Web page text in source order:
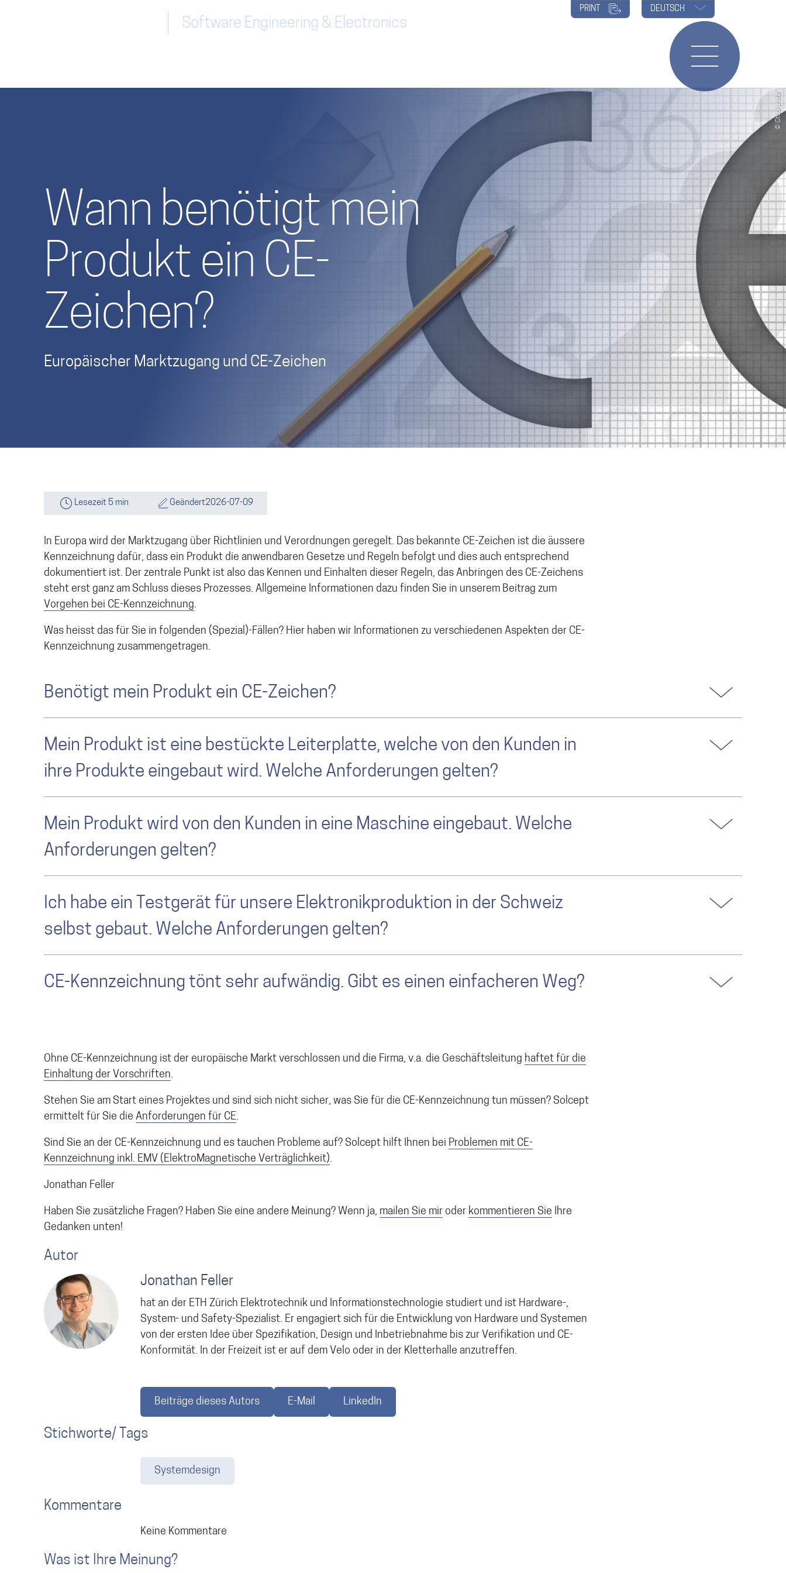
Software Engineering & Electronics
DEUTSCH
PRINT
Wann benötigt mein
Produkt ein CE-
Zeichen?
Europäischer Marktzugang und CE-Zeichen
Lesezeit 5 min Geändert2026-07-09
In Europa wird der Marktzugang über Richtlinien und Verordnungen geregelt. Das bekannte CE-Zeichen ist die äussere
Kennzeichnung dafür, dass ein Produkt die anwendbaren Gesetze und Regeln befolgt und dies auch entsprechend
dokumentiert ist. Der zentrale Punkt ist also das Kennen und Einhalten dieser Regeln, das Anbringen des CE-Zeichens
steht erst ganz am Schluss dieses Prozesses. Allgemeine Informationen dazu finden Sie in unserem Beitrag zum
Vorgehen bei CE-Kennzeichnung.
Was heisst das für Sie in folgenden (Spezial)-Fällen? Hier haben wir Informationen zu verschiedenen Aspekten der CE-
Kennzeichnung zusammengetragen.
Benötigt mein Produkt ein CE-Zeichen?
Mein Produkt ist eine bestückte Leiterplatte, welche von den Kunden in
ihre Produkte eingebaut wird. Welche Anforderungen gelten?
Mein Produkt wird von den Kunden in eine Maschine eingebaut. Welche
Anforderungen gelten?
Ich habe ein Testgerät für unsere Elektronikproduktion in der Schweiz
selbst gebaut. Welche Anforderungen gelten?
CE-Kennzeichnung tönt sehr aufwändig. Gibt es einen einfacheren Weg?
Ohne CE-Kennzeichnung ist der europäische Markt verschlossen und die Firma, v.a. die Geschäftsleitung haftet für die
Einhaltung der Vorschriften.
Stehen Sie am Start eines Projektes und sind sich nicht sicher, was Sie für die CE-Kennzeichnung tun müssen? Solcept
ermittelt für Sie die Anforderungen für CE.
Sind Sie an der CE-Kennzeichnung und es tauchen Probleme auf? Solcept hilft Ihnen bei Problemen mit CE-
Kennzeichnung inkl. EMV (ElektroMagnetische Verträglichkeit).
Jonathan Feller
Haben Sie zusätzliche Fragen? Haben Sie eine andere Meinung? Wenn ja, mailen Sie mir oder kommentieren Sie Ihre
Gedanken unten!
Autor
Jonathan Feller
hat an der ETH Zürich Elektrotechnik und Informationstechnologie studiert und ist Hardware-,
System- und Safety-Spezialist. Er engagiert sich für die Entwicklung von Hardware und Systemen
von der ersten Idee über Spezifikation, Design und Inbetriebnahme bis zur Verifikation und CE-
Konformität. In der Freizeit ist er auf dem Velo oder in der Kletterhalle anzutreffen.
Beiträge dieses Autors E-Mail LinkedIn
Stichworte/ Tags
Systemdesign
Kommentare
Keine Kommentare
Was ist Ihre Meinung?